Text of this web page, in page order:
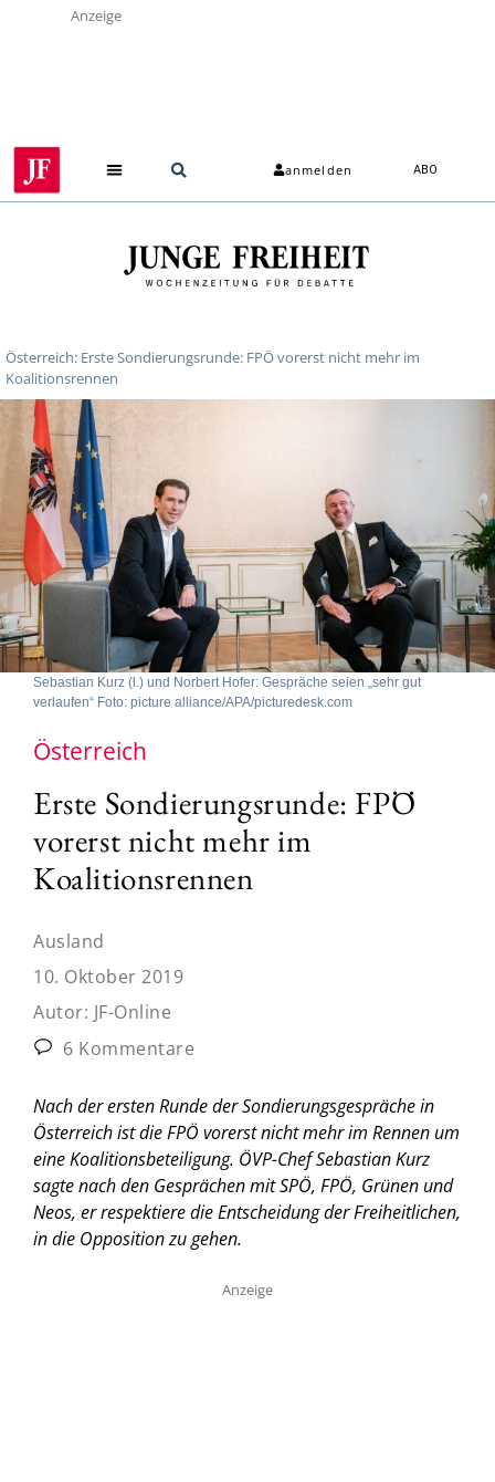
Anzeige
anmelden ABO
Österreich: Erste Sondierungsrunde: FPÖ vorerst nicht mehr im
Koalitionsrennen
Sebastian Kurz (l.) und Norbert Hofer: Gespräche seien „sehr gut
verlaufen“ Foto: picture alliance/APA/picturedesk.com
Österreich
Erste Sondierungsrunde: FPÖ
vorerst nicht mehr im
Koalitionsrennen
Ausland
10. Oktober 2019
Autor: JF-Online
6 Kommentare
Nach der ersten Runde der Sondierungsgespräche in
Österreich ist die FPÖ vorerst nicht mehr im Rennen um
eine Koalitionsbeteiligung. ÖVP-Chef Sebastian Kurz
sagte nach den Gesprächen mit SPÖ, FPÖ, Grünen und
Neos, er respektiere die Entscheidung der Freiheitlichen,
in die Opposition zu gehen.
Anzeige